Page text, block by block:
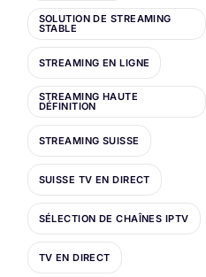
SOLUTION DE STREAMING
STABLE
STREAMING EN LIGNE
STREAMING HAUTE
DÉFINITION
STREAMING SUISSE
SUISSE TV EN DIRECT
SÉLECTION DE CHAÎNES IPTV
TV EN DIRECT